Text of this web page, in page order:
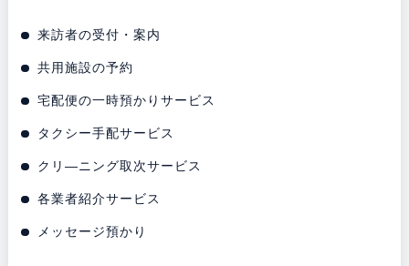
来訪者の受付・案内
共用施設の予約
宅配便の一時預かりサービス
タクシー手配サービス
クリ―ニング取次サービス
各業者紹介サービス
メッセージ預かり